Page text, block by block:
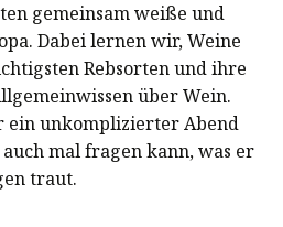
gemeinsam weiße und
Dabei lernen wir, Weine
Rebsorten und ihre
über Wein.
ein unkomplizierter Abend
mal fragen kann, was er
traut.